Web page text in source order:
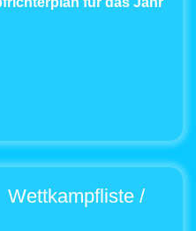
Wettkampfliste /